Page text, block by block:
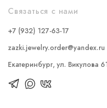
Связаться с нами
+7 (932) 127-63-17
zazki.jewelry.order@yandex.ru
Екатеринбург, ул. Викулова